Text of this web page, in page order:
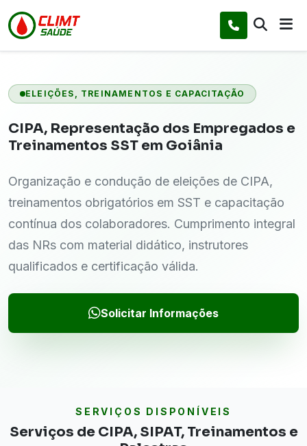
ELEIÇÕES, TREINAMENTOS E CAPACITAÇÃO
CIPA, Representação dos Empregados e
Treinamentos SST em Goiânia
Organização e condução de eleições de CIPA,
treinamentos obrigatórios em SST e capacitação
contínua dos colaboradores. Cumprimento integral
das NRs com material didático, instrutores
qualificados e certificação válida.
Solicitar Informações
SERVIÇOS DISPONÍVEIS
Serviços de CIPA, SIPAT, Treinamentos e